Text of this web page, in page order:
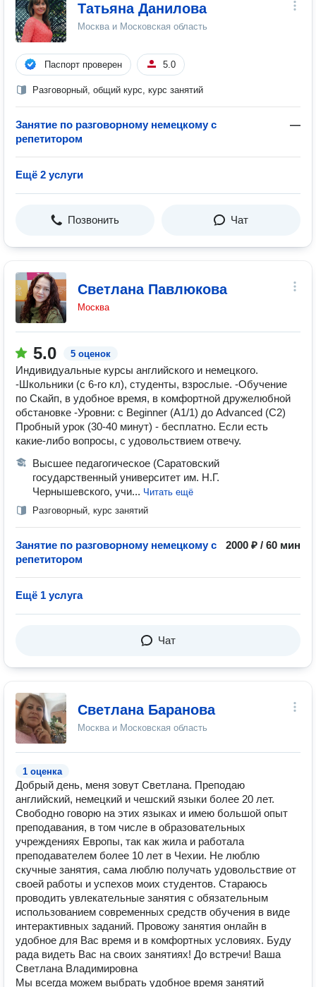
Татьяна Данилова
Москва и Московская область
Паспорт проверен 5.0
Разговорный, общий курс, курс занятий
Занятие по разговорному немецкому с
репетитором
—
Ещё 2 услуги
Позвонить Чат
Светлана Павлюкова
Москва
5.0 5 оценок
Индивидуальные курсы английского и немецкого.
-Школьники (с 6-го кл), студенты, взрослые. -Обучение
по Скайп, в удобное время, в комфортной дружелюбной
обстановке -Уровни: с Beginner (A1/1) до Advanced (C2)
Пробный урок (30-40 минут) - бесплатно. Если есть
какие-либо вопросы, с удовольствием отвечу.
Высшее педагогическое (Саратовский
государственный университет им. Н.Г.
Чернышевского, учи... Читать ещё
Разговорный, курс занятий
Занятие по разговорному немецкому с
репетитором
2000 ₽ / 60 мин
Ещё 1 услуга
Чат
Светлана Баранова
Москва и Московская область
1 оценка
Добрый день, меня зовут Светлана. Преподаю
английский, немецкий и чешский языки более 20 лет.
Свободно говорю на этих языках и имею большой опыт
преподавания, в том числе в образовательных
учреждениях Европы, так как жила и работала
преподавателем более 10 лет в Чехии. Не люблю
скучные занятия, сама люблю получать удовольствие от
своей работы и успехов моих студентов. Стараюсь
проводить увлекательные занятия с обязательным
использованием современных средств обучения в виде
интерактивных заданий. Провожу занятия онлайн в
удобное для Вас время и в комфортных условиях. Буду
рада видеть Вас на своих занятиях! До встречи! Ваша
Светлана Владимировна
Мы всегда можем выбрать удобное время занятий